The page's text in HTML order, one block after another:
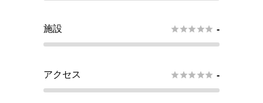
施設  -
アクセス  -